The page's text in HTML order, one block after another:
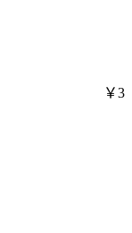
￥3